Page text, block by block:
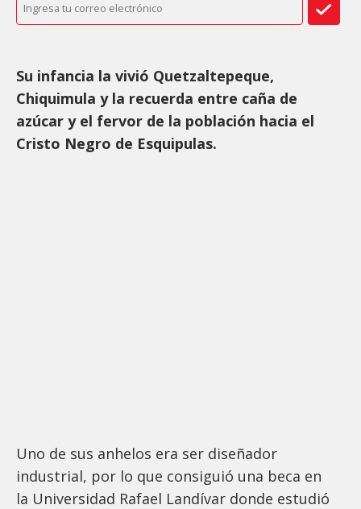
Su infancia la vivió Quetzaltepeque,
Chiquimula y la recuerda entre caña de
azúcar y el fervor de la población hacia el
Cristo Negro de Esquipulas.
Uno de sus anhelos era ser diseñador
industrial, por lo que consiguió una beca en
la Universidad Rafael Landívar donde estudió